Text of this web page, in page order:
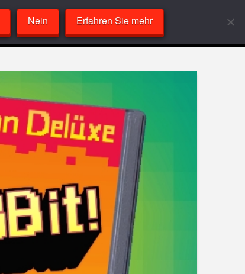
VideoPlayer Sandcast
Nein Erfahren Sie mehr